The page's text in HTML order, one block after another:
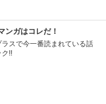
ンガはコレだ！
ラスで今一番読まれている話
ク!!